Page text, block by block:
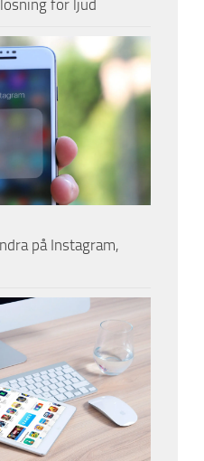
för ljud
på Instagram,